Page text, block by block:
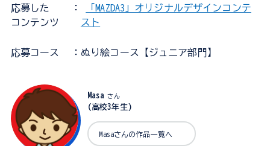
応募した
コンテンツ
：
「MAZDA3」オリジナルデザインコンテ
スト
応募コース ：ぬり絵コース【ジュニア部門】
Masa さん
(高校3年生)
Masaさんの作品一覧へ